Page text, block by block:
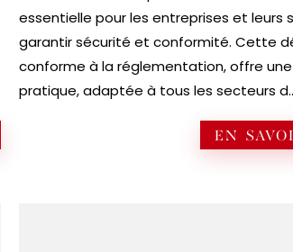
essentielle pour les entreprises et leurs
garantir sécurité et conformité. Cette
conforme à la réglementation, offre
pratique, adaptée à tous les secteurs
EN